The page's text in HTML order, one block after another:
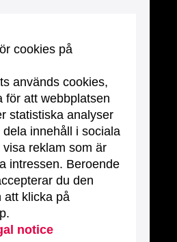
cookies på
används cookies,
för att webbplatsen
statistiska analyser
innehåll i sociala
reklam som är
intressen. Beroende
du den
att klicka på
notice